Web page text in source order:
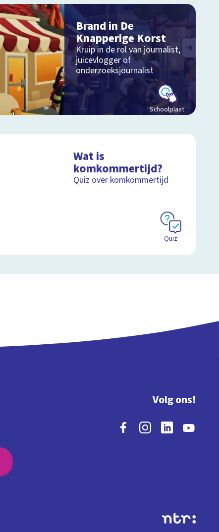
Brand in De
Knapperige Korst
Kruip in de rol van journalist,
juicevlogger of
onderzoeksjournalist
Schoolplaat
Wat is
komkommertijd?
Quiz over komkommertijd
Quiz
Volg ons!